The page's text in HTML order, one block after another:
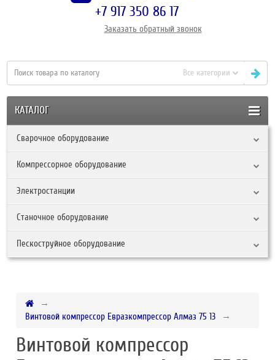
+7 917 350 86 17
Заказать обратный звонок
Все категории
КАТАЛОГ
Сварочное оборудование
Компрессорное оборудование
Электростанции
Станочное оборудование
Пескоструйное оборудование
Винтовой компрессор Евразкомпрессор Алмаз 75 13
Винтовой компрессор